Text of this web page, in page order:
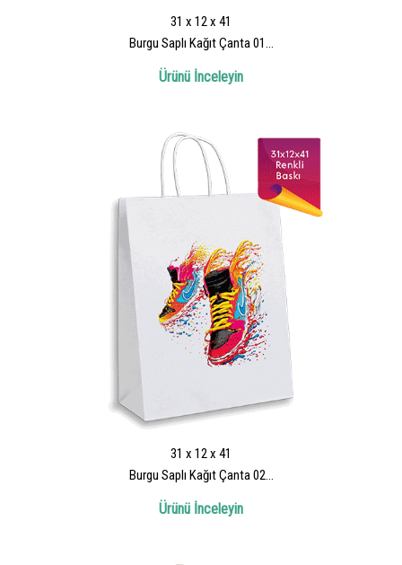
31 x 12 x 41
Burgu Saplı Kağıt Çanta 01...
Ürünü İnceleyin
31 x 12 x 41
Burgu Saplı Kağıt Çanta 02...
Ürünü İnceleyin